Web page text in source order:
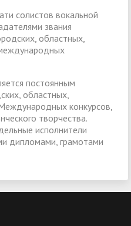
солистов вокальной
звания
областных,
постоянным
областных,
конкурсов,
творчества.
исполнители
дипломами, грамотами